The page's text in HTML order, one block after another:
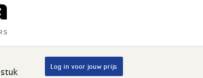
Log in voor jouw prijs